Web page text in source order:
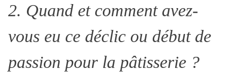
2. Quand et comment avez-
vous eu ce déclic ou début de
passion pour la pâtisserie ?